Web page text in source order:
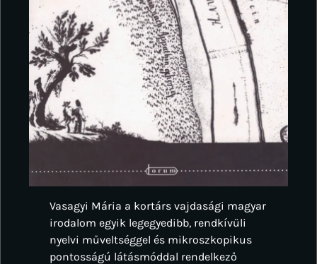
Vasagyi Mária a kortárs vajdasági magyar
irodalom egyik legegyedibb, rendkívüli
nyelvi műveltséggel és mikroszkopikus
pontosságú látásmóddal rendelkező